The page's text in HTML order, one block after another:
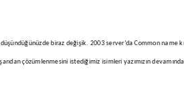
biraz değişik. 2003 server’da Common
çözümlenmesini istediğimiz isimleri yazımızın